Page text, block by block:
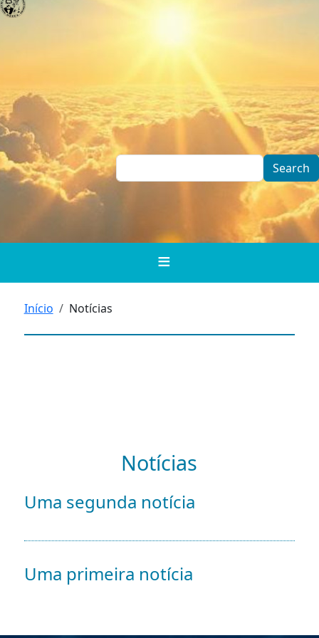
Skip to main content
Search
Início Notícias
Notícias
Uma segunda notícia
Uma primeira notícia